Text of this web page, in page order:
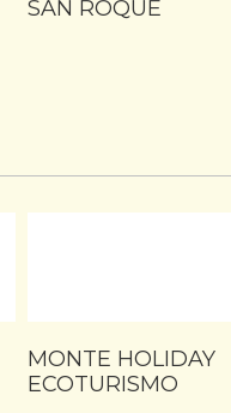
SAN ROQUE
MONTE HOLIDAY
ECOTURISMO